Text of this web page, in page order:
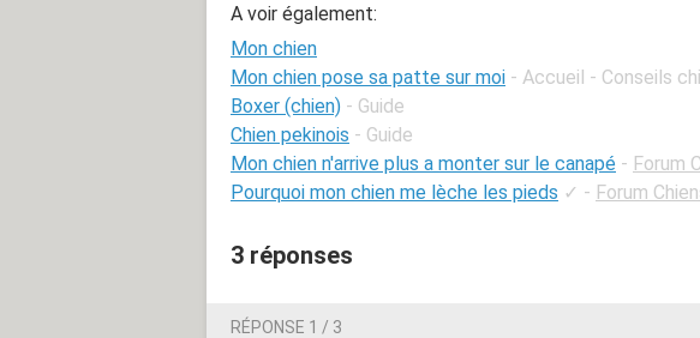
A voir également:
Mon chien
Mon chien pose sa patte sur moi - Accueil - Conseils
Boxer (chien) - Guide
Chien pekinois - Guide
Mon chien n'arrive plus a monter sur le canapé - Forum
Pourquoi mon chien me lèche les pieds ✓ - Forum
3 réponses
RÉPONSE 1 / 3